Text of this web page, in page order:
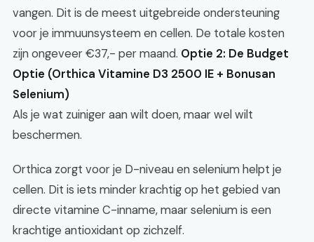
vangen. Dit is de meest uitgebreide ondersteuning
voor je immuunsysteem en cellen. De totale kosten
zijn ongeveer €37,- per maand. Optie 2: De Budget
Optie (Orthica Vitamine D3 2500 IE + Bonusan
Selenium)
Als je wat zuiniger aan wilt doen, maar wel wilt
beschermen.
Orthica zorgt voor je D-niveau en selenium helpt je
cellen. Dit is iets minder krachtig op het gebied van
directe vitamine C-inname, maar selenium is een
krachtige antioxidant op zichzelf.